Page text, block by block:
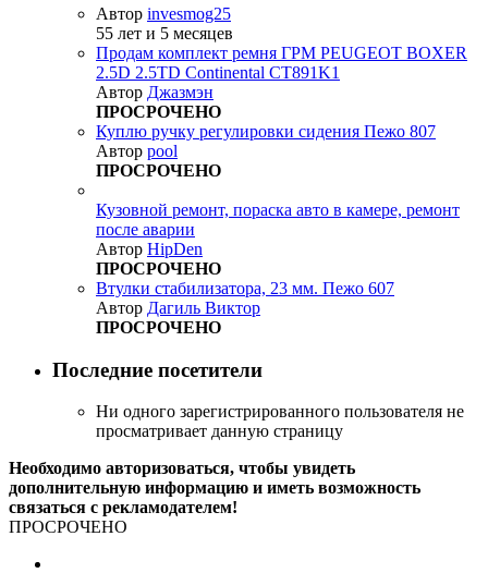
Автор invesmog25
55 лет и 5 месяцев
Продам комплект ремня ГРМ PEUGEOT BOXER
2.5D 2.5TD Continental CT891K1
Автор Джазмэн
ПРОСРОЧЕНО
Куплю ручку регулировки сидения Пежо 807
Автор pool
ПРОСРОЧЕНО
Кузовной ремонт, пораска авто в камере, ремонт
после аварии
Автор HipDen
ПРОСРОЧЕНО
Втулки стабилизатора, 23 мм. Пежо 607
Автор Дагиль Виктор
ПРОСРОЧЕНО
Последние посетители
Ни одного зарегистрированного пользователя не
просматривает данную страницу
Необходимо авторизоваться, чтобы увидеть
дополнительную информацию и иметь возможность
связаться с рекламодателем!
ПРОСРОЧЕНО